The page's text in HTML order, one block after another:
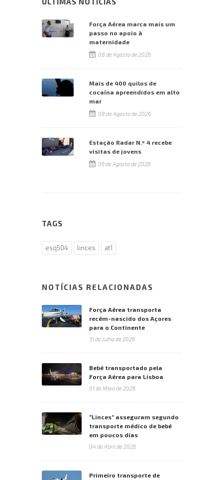
Força Aérea marca mais um
passo no apoio à
maternidade
08 de Agosto de 2026
Mais de 400 quilos de
cocaína apreendidos em alto
mar
08 de Agosto de 2026
Estação Radar N.º 4 recebe
visitas de jovens
06 de Agosto de 2026
TAGS
esq504 linces at1
NOTÍCIAS RELACIONADAS
Força Aérea transporta
recém-nascido dos Açores
para o Continente
31 de Julho de 2026
Bebé transportado pela
Força Aérea para Lisboa
01 de Maio de 2026
“Linces” asseguram segundo
transporte médico de bebé
em poucos dias
04 de Abril de 2026
Primeiro transporte de